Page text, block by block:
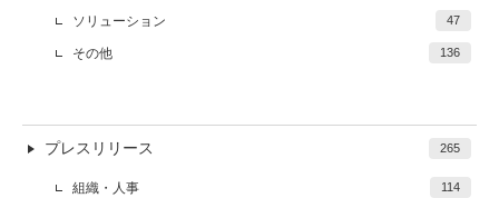
ソリューション 47
その他 136
プレスリリース 265
組織・人事 114